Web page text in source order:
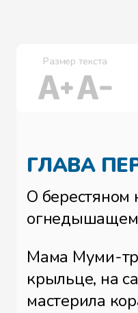
Размер текста
ГЛАВА
О берестяном
огнедышащем
Мама Муми-
крыльце, на
мастерила